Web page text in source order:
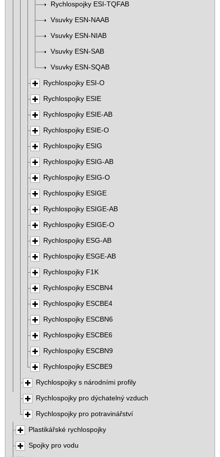
Rychlospojky ESI-TQFAB
Vsuvky ESN-NAAB
Vsuvky ESN-NIAB
Vsuvky ESN-SAB
Vsuvky ESN-SQAB
Rychlospojky ESI-O
Rychlospojky ESIE
Rychlospojky ESIE-AB
Rychlospojky ESIE-O
Rychlospojky ESIG
Rychlospojky ESIG-AB
Rychlospojky ESIG-O
Rychlospojky ESIGE
Rychlospojky ESIGE-AB
Rychlospojky ESIGE-O
Rychlospojky ESG-AB
Rychlospojky ESGE-AB
Rychlospojky F1K
Rychlospojky ESCBN4
Rychlospojky ESCBE4
Rychlospojky ESCBN6
Rychlospojky ESCBE6
Rychlospojky ESCBN9
Rychlospojky ESCBE9
Rychlospojky s národními profily
Rychlospojky pro dýchatelný vzduch
Rychlospojky pro potravinářství
Plastikářské rychlospojky
Spojky pro vodu